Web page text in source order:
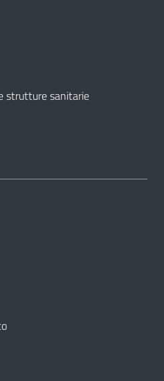
strutture sanitarie